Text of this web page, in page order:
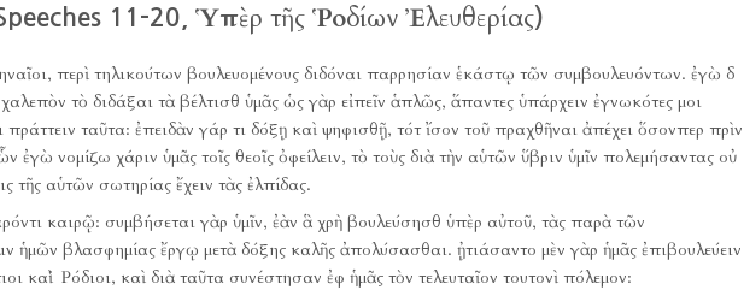
11-20, Ὑπὲρ τῆς Ῥοδίων Ἐλευθερίας)
περὶ τηλικούτων βουλευομένους διδόναι παρρησίαν ἑκάστῳ τῶν συμβουλευόντων. ἐγὼ δ
τὸ διδάξαι τὰ βέλτισθ ὑμᾶς ὡς γὰρ εἰπεῖν ἁπλῶς, ἅπαντες ὑπάρχειν ἐγνωκότες μοι
πράττειν ταῦτα: ἐπειδὰν γάρ τι δόξῃ καὶ ψηφισθῇ, τότ ἴσον τοῦ πραχθῆναι ἀπέχει ὅσονπερ πρὶν
ἐγὼ νομίζω χάριν ὑμᾶς τοῖς θεοῖς ὀφείλειν, τὸ τοὺς διὰ τὴν αὑτῶν ὕβριν ὑμῖν πολεμήσαντας οὐ
τῆς αὑτῶν σωτηρίας ἔχειν τὰς ἐλπίδας.
καιρῷ: συμβήσεται γὰρ ὑμῖν, ἐὰν ἃ χρὴ βουλεύσησθ ὑπὲρ αὐτοῦ, τὰς παρὰ τῶν
ἡμῶν βλασφημίας ἔργῳ μετὰ δόξης καλῆς ἀπολύσασθαι. ᾐτιάσαντο μὲν γὰρ ἡμᾶς ἐπιβουλεύειν
καὶ Ῥόδιοι, καὶ διὰ ταῦτα συνέστησαν ἐφ ἡμᾶς τὸν τελευταῖον τουτονὶ πόλεμον: